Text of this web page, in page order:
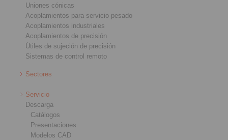
Uniones cónicas
Acoplamientos para servicio pesado
Acoplamientos industriales
Acoplamientos de precisión
Útiles de sujeción de precisión
Sistemas de control remoto
Sectores
Servicio
Descarga
Catálogos
Presentaciones
Modelos CAD